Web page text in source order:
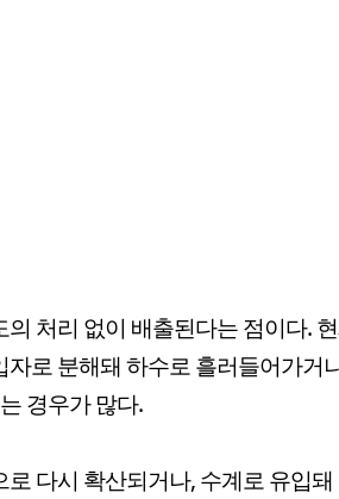
처리 없이 배출된다는 점이다.
로 분해돼 하수로 흘러들어가거
경우가 많다.
다시 확산되거나, 수계로 유입